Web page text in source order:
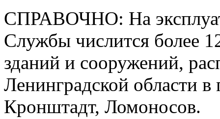
СПРАВОЧНО: На
Службы числится более
зданий и сооружений,
Ленинградской области
Кронштадт, Ломоносов.